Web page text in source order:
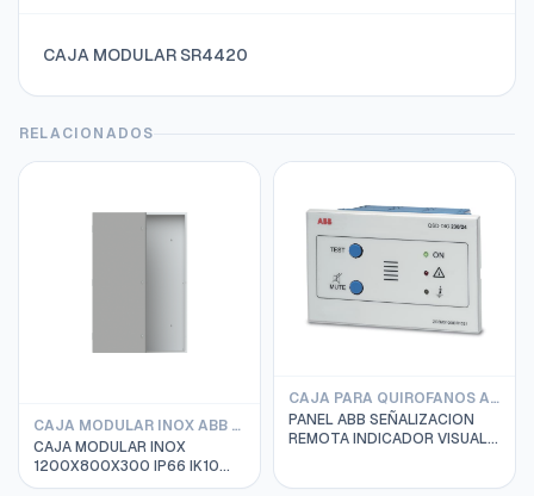
CAJA MODULAR SR4420
RELACIONADOS
CAJA MODULAR INOX ABB SRN IP66
CAJA MODULAR INOX
1200X800X300 IP66 IK10
ABB SRN12830X AISI 304
CAJA PARA QUIROFANOS ABB
PANEL ABB SEÑALIZACION
REMOTA INDICADOR VISUAL Y